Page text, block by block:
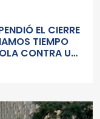
EL CIERRE
TIEMPO
CONTRA UN